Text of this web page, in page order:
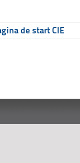
de start CIE